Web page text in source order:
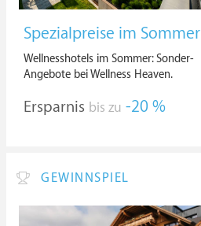
Spezialpreise im Sommer
Wellnesshotels im Sommer: Sonder-
Angebote bei Wellness Heaven.
Ersparnis bis zu -20 %
GEWINNSPIEL